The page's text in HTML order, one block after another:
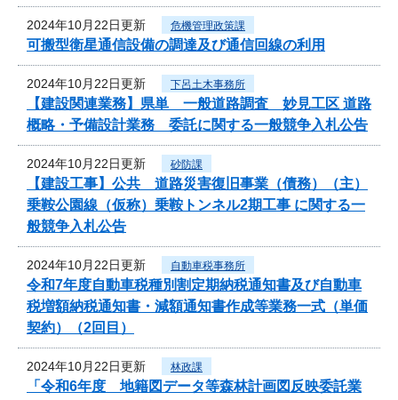
2024年10月22日更新 危機管理政策課
可搬型衛星通信設備の調達及び通信回線の利用
2024年10月22日更新 下呂土木事務所
【建設関連業務】県単 一般道路調査 妙見工区 道路
概略・予備設計業務 委託に関する一般競争入札公告
2024年10月22日更新 砂防課
【建設工事】公共 道路災害復旧事業（債務）（主）
乗鞍公園線（仮称）乗鞍トンネル2期工事 に関する一
般競争入札公告
2024年10月22日更新 自動車税事務所
令和7年度自動車税種別割定期納税通知書及び自動車
税増額納税通知書・減額通知書作成等業務一式（単価
契約）（2回目）
2024年10月22日更新 林政課
「令和6年度 地籍図データ等森林計画図反映委託業